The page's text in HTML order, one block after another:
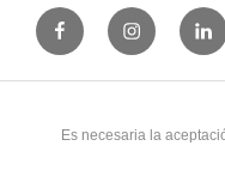
FacebookInstagram
Buscar...
|
Es necesaria la